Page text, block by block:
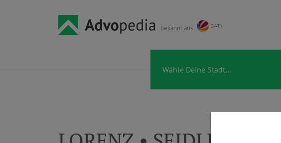
bekannt aus